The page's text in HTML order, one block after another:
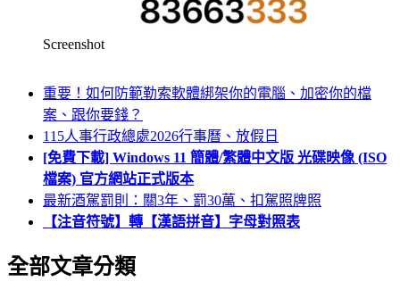
Screenshot
重要！如何防範勒索軟體綁架你的電腦、加密你的檔
案、跟你要錢？
115人事行政總處2026行事曆、放假日
[免費下載] Windows 11 簡體/繁體中文版 光碟映像 (ISO
檔案) 官方網站正式版本
最新酒駕罰則：關3年、罰30萬、扣駕照牌照
【注音符號】轉【漢語拼音】字母對照表
全部文章分類